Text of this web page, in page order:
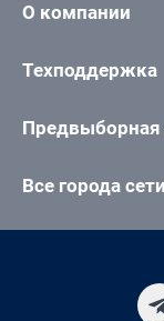
О компании
Техподдержка
Предвыборная
Все города сети